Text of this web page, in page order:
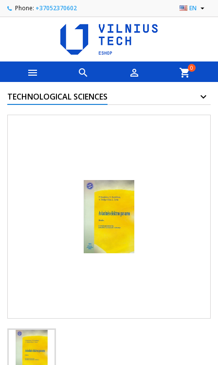
Phone: +37052370602 EN 
   shopping_cart0
TECHNOLOGICAL SCIENCES